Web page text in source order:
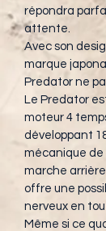
répondra
attente.
Avec son
marque
Predator ne
Le Predator
moteur 4
développant
mécanique de
marche
offre une
nerveux en
Même si ce